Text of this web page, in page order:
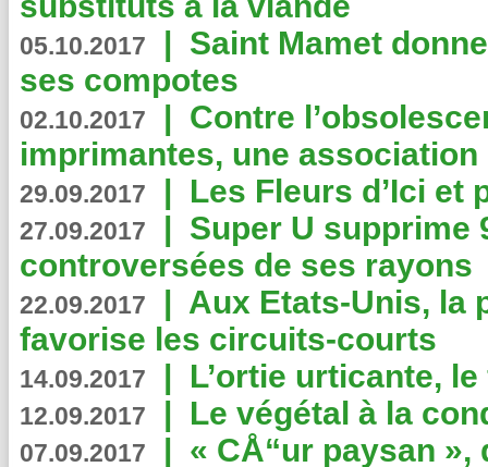
05.10.2017 | Saint Mamet
ses compotes
02.10.2017 | Contre
imprimantes, une
29.09.2017 | Les Fleurs d’Ici et
27.09.2017 | Super U supprime
controversées de ses rayons
22.09.2017 | Aux Etats-Unis, la
favorise les circuits-courts
14.09.2017 | L’ortie urticante,
12.09.2017 | Le végétal à la
07.09.2017 | « CÅ“ur paysan